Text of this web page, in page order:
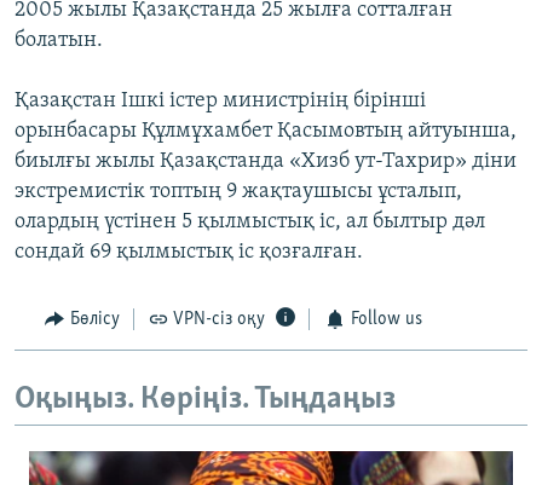
2005 жылы Қазақстанда 25 жылға сотталған
болатын.
Қазақстан Ішкі істер министрінің бірінші
орынбасары Құлмұхамбет Қасымовтың айтуынша,
биылғы жылы Қазақстанда «Хизб ут-Тахрир» діни
экстремистік топтың 9 жақтаушысы ұсталып,
олардың үстінен 5 қылмыстық іс, ал былтыр дәл
сондай 69 қылмыстық іс қозғалған.
Бөлісу VPN-сіз оқу Follow us
Оқыңыз. Көріңіз. Тыңдаңыз